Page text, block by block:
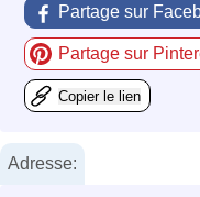
Partage sur
Partage sur
Copier le lien
Adresse: